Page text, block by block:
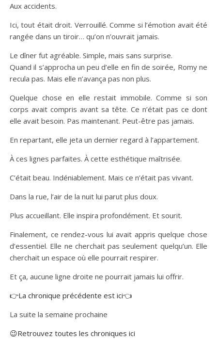
Aux accidents.
Ici, tout était droit. Verrouillé. Comme si l’émotion avait été
rangée dans un tiroir… qu’on n’ouvrait jamais.
Le dîner fut agréable. Simple, mais sans surprise.
Quand il s’approcha un peu d’elle en fin de soirée, Romy ne
recula pas. Mais elle n’avança pas non plus.
Quelque chose en elle restait immobile. Comme si son
corps avait compris avant sa tête. Ce n’était pas ce dont
elle avait besoin. Pas maintenant. Peut-être pas jamais.
En repartant, elle jeta un dernier regard à l’appartement.
À ces lignes parfaites. À cette esthétique maîtrisée.
C’était beau. Indéniablement. Mais ce n’était pas vivant.
Dans la rue, l’air de la nuit lui parut plus doux.
Plus accueillant. Elle inspira profondément. Et sourit.
Finalement, ce rendez-vous lui avait appris quelque chose
d’essentiel. Elle ne cherchait pas seulement quelqu’un. Elle
cherchait un espace où elle pourrait respirer.
Et ça, aucune ligne droite ne pourrait jamais lui offrir.
👉La chronique précédente est ici👈
La suite la semaine prochaine
😉Retrouvez toutes les chroniques ici